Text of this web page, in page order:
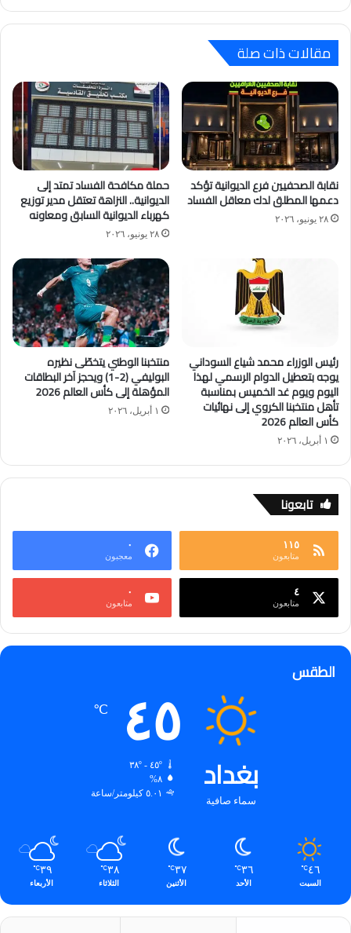
مقالات ذات صلة
نقابة الصحفيين فرع الديوانية تؤكد
دعمها المطلق لدك معاقل الفساد
٢٨ يونيو، ٢٠٢٦
حملة مكافحة الفساد تمتد إلى
الديوانية.. النزاهة تعتقل مدير توزيع
كهرباء الديوانية السابق ومعاونه
٢٨ يونيو، ٢٠٢٦
رئيس الوزراء محمد شياع السوداني
يوجه بتعطيل الدوام الرسمي لهذا
اليوم ويوم غد الخميس بمناسبة
تأهل منتخبنا الكروي إلى نهائيات
كأس العالم 2026
١ أبريل، ٢٠٢٦
منتخبنا الوطني يتخطّى نظيره
البوليفي (2-1) ويحجز آخر البطاقات
المؤهلة إلى كأس العالم 2026
١ أبريل، ٢٠٢٦
تابعونا
١١٥
متابعون
٠
معجبون
٤
متابعون
٠
متابعون
الطقس
بغداد
سماء صافية
٤٥ ℃
٤٥º - ٣٨º
٨%
٥.٠١ كيلومتر/ساعة
٤٦℃
السبت
٣٦℃
الأحد
٣٧℃
الأثنين
٣٨℃
الثلاثاء
٣٩℃
الأربعاء